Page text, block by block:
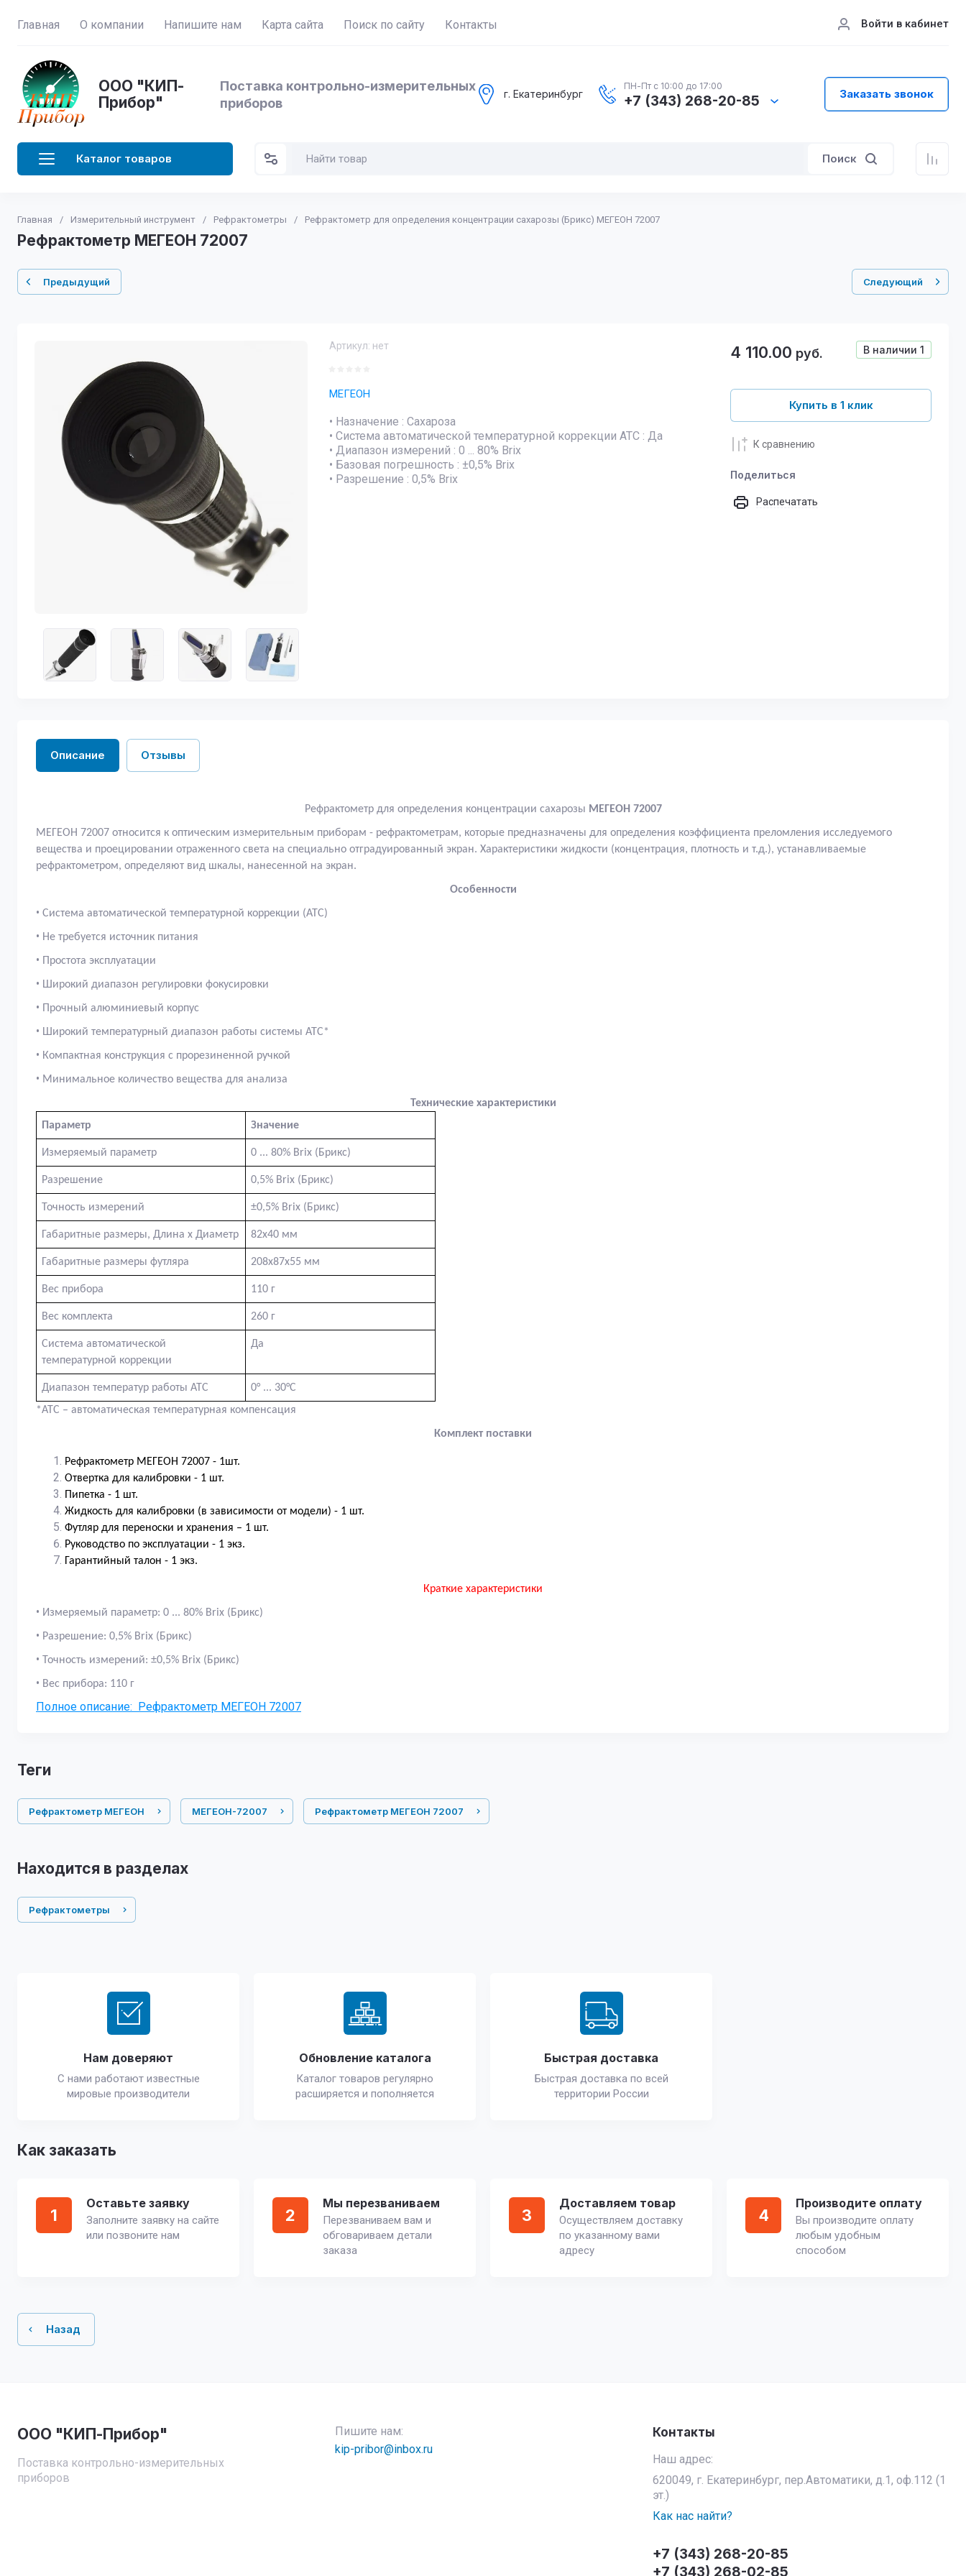
Главная О компании Напишите нам Карта сайта Поиск по сайту Контакты Войти в кабинет
ООО "КИП-
Прибор"
Поставка контрольно-измерительных
приборов
г. Екатеринбург
ПН-Пт с 10:00 до 17:00
+7 (343) 268-20-85 Заказать звонок
Каталог товаров Поиск
Главная / Измерительный инструмент / Рефрактометры / Рефрактометр для определения концентрации сахарозы (Брикс) МЕГЕОН 72007
Рефрактометр МЕГЕОН 72007
Предыдущий Следующий
Артикул: нет
МЕГЕОН
• Назначение : Сахароза
• Система автоматической температурной коррекции АТС : Да
• Диапазон измерений : 0 ... 80% Brix
• Базовая погрешность : ±0,5% Brix
• Разрешение : 0,5% Brix
В наличии 1
4 110.00 руб.
Купить в 1 клик
К сравнению
Поделиться
Распечатать
Описание Отзывы
Рефрактометр для определения концентрации сахарозы МЕГЕОН 72007
МЕГЕОН 72007 относится к оптическим измерительным приборам - рефрактометрам, которые предназначены для определения коэффициента преломления исследуемого
вещества и проецировании отраженного света на специально отградуированный экран. Характеристики жидкости (концентрация, плотность и т.д.), устанавливаемые
рефрактометром, определяют вид шкалы, нанесенной на экран.
Особенности
• Система автоматической температурной коррекции (ATC)
• Не требуется источник питания
• Простота эксплуатации
• Широкий диапазон регулировки фокусировки
• Прочный алюминиевый корпус
• Широкий температурный диапазон работы системы ATC*
• Компактная конструкция с прорезиненной ручкой
• Минимальное количество вещества для анализа
Технические характеристики
Параметр
Значение
Измеряемый параметр 0 ... 80% Brix (Брикс)
Разрешение 0,5% Brix (Брикс)
Точность измерений ±0,5% Brix (Брикс)
Габаритные размеры, Длина х Диаметр 82х40 мм
Габаритные размеры футляра 208х87х55 мм
Вес прибора 110 г
Вес комплекта 260 г
Система автоматической
температурной коррекции
Да
Диапазон температур работы АТС
0° ... 30°С
*АТС – автоматическая температурная компенсация
Комплект поставки
Рефрактометр МЕГЕОН 72007 - 1шт.
Отвертка для калибровки - 1 шт.
Пипетка - 1 шт.
Жидкость для калибровки (в зависимости от модели) - 1 шт.
Футляр для переноски и хранения – 1 шт.
Руководство по эксплуатации - 1 экз.
Гарантийный талон - 1 экз.
Краткие характеристики
• Измеряемый параметр: 0 ... 80% Brix (Брикс)
• Разрешение: 0,5% Brix (Брикс)
• Точность измерений: ±0,5% Brix (Брикс)
• Вес прибора: 110 г
Полное описание: Рефрактометр МЕГЕОН 72007
теги
Рефрактометр МЕГЕОН МЕГЕОН-72007 Рефрактометр МЕГЕОН 72007
Находится в разделах
Рефрактометры
Нам доверяют
С нами работают известные
мировые производители
Обновление каталога
Каталог товаров регулярно
расширяется и пополняется
Быстрая доставка
Быстрая доставка по всей
территории России
Как заказать
1
Оставьте заявку
Заполните заявку на сайте
или позвоните нам
2
Мы перезваниваем
Перезваниваем вам и
обговариваем детали
заказа
3
Доставляем товар
Осуществляем доставку
по указанному вами
адресу
4
Производите оплату
Вы производите оплату
любым удобным
способом
Назад
ООО "КИП-Прибор"
Поставка контрольно-измерительных
приборов
Пишите нам:
kip-pribor@inbox.ru
Контакты
Наш адрес:
620049, г. Екатеринбург, пер.Автоматики, д.1, оф.112 (1
эт.)
Как нас найти?
+7 (343) 268-20-85
+7 (343) 268-02-85